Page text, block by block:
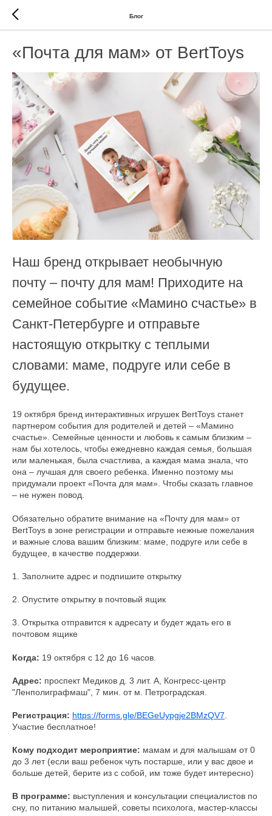
Блог
«Почта для мам» от BertToys
Наш бренд открывает необычную
почту – почту для мам! Приходите на
семейное событие «Мамино счастье» в
Санкт-Петербурге и отправьте
настоящую открытку с теплыми
словами: маме, подруге или себе в
будущее.
19 октября бренд интерактивных игрушек BertToys станет
партнером события для родителей и детей – «Мамино
счастье». Семейные ценности и любовь к самым близким –
нам бы хотелось, чтобы ежедневно каждая семья, большая
или маленькая, была счастлива, а каждая мама знала, что
она – лучшая для своего ребенка. Именно поэтому мы
придумали проект «Почта для мам». Чтобы сказать главное
– не нужен повод.
Обязательно обратите внимание на «Почту для мам» от
BertToys в зоне регистрации и отправьте нежные пожелания
и важные слова вашим близким: маме, подруге или себе в
будущее, в качестве поддержки.
1. Заполните адрес и подпишите открытку
2. Опустите открытку в почтовый ящик
3. Открытка отправится к адресату и будет ждать его в
почтовом ящике
Когда: 19 октября с 12 до 16 часов.
Адрес: проспект Медиков д. 3 лит. А, Конгресс-центр
"Ленполиграфмаш", 7 мин. от м. Петроградская.
Регистрация: https://forms.gle/BEGeUypgje2BMzQV7.
Участие бесплатное!
Кому подходит мероприятие: мамам и для малышам от 0
до 3 лет (если ваш ребенок чуть постарше, или у вас двое и
больше детей, берите из с собой, им тоже будет интересно)
В программе: выступления и консультации специалистов по
сну, по питанию малышей, советы психолога, мастер-классы
Оплата частями
Оплатите сегодня 25% стоимости покупки
картой любого банка, остальное — тремя
платежами раз в две недели.
Оплата
сегодня
Через
2 недели
4 недели
Через
6 недель
Без комиссий и переплат
Понятно